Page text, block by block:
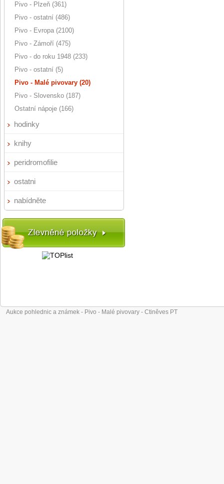
Pivo - Plzeň (361)
Pivo - ostatní (486)
Pivo - Evropa (2100)
Pivo - Zámoří (475)
Pivo - do roku 1948 (233)
Pivo - ostatní (5)
Pivo - Malé pivovary (20)
Pivo - Slovensko (187)
Ostatní nápoje (166)
hodinky
knihy
peridromofilie
ostatni
nabídněte
Aukce pohlednic a známek - Pivo - Malé pivovary - Ctiněves PT